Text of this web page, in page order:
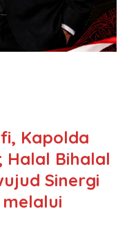
Kapolda
Halal Bihalal
Sinergi